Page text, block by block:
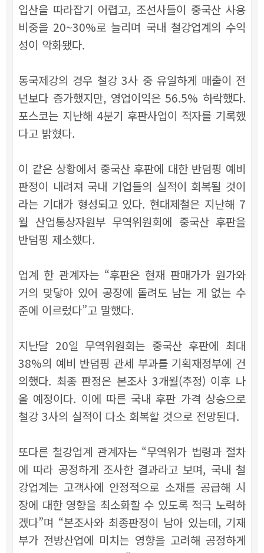
입산을 따라잡기 어렵고, 조선사들이 중국산 사용
비중을 20~30%로 늘리며 국내 철강업계의 수익
성이 악화됐다.
동국제강의 경우 철강 3사 중 유일하게 매출이 전
년보다 증가했지만, 영업이익은 56.5% 하락했다.
포스코는 지난해 4분기 후판사업이 적자를 기록했
다고 밝혔다.
이 같은 상황에서 중국산 후판에 대한 반덤핑 예비
판정이 내려져 국내 기업들의 실적이 회복될 것이
라는 기대가 형성되고 있다. 현대제철은 지난해 7
월 산업통상자원부 무역위원회에 중국산 후판을
반덤핑 제소했다.
업계 한 관계자는 “후판은 현재 판매가가 원가와
거의 맞닿아 있어 공장에 돌려도 남는 게 없는 수
준에 이르렀다”고 말했다.
지난달 20일 무역위원회는 중국산 후판에 최대
38%의 예비 반덤핑 관세 부과를 기획재정부에 건
의했다. 최종 판정은 본조사 3개월(추정) 이후 나
올 예정이다. 이에 따른 국내 후판 가격 상승으로
철강 3사의 실적이 다소 회복할 것으로 전망된다.
또다른 철강업계 관계자는 “무역위가 법령과 절차
에 따라 공정하게 조사한 결과라고 보며, 국내 철
강업계는 고객사에 안정적으로 소재를 공급해 시
장에 대한 영향을 최소화할 수 있도록 적극 노력하
겠다”며 “본조사와 최종판정이 남아 있는데, 기재
부가 전방산업에 미치는 영향을 고려해 공정하게